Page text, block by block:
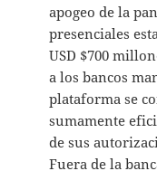
apogeo de la
presenciales
USD $700
a los bancos
plataforma se
sumamente
de sus
Fuera de la